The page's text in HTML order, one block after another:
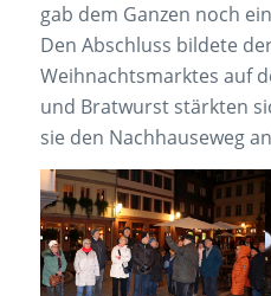
gab dem Ganzen noch
Den Abschluss bildete
Weihnachtsmarktes auf
und Bratwurst stärkten
sie den Nachhauseweg